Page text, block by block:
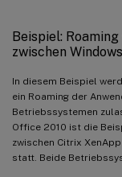
Beispiel:
zwischen
In diesem Beispiel
ein Roaming der
Betriebssystemen
Office 2010 ist die
zwischen Citrix
statt. Beide